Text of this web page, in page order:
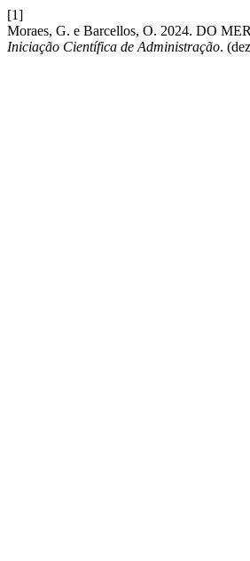
[1]
Moraes, G. e Barcellos, O. 2024. DO
Iniciação Científica de Administração.